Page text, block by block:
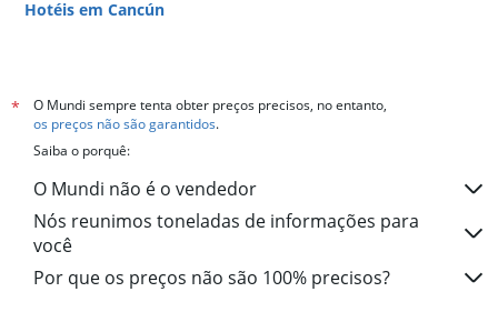
Hotéis em Cancún
*
O Mundi sempre tenta obter preços precisos, no entanto,
os preços não são garantidos.
Saiba o porquê:
O Mundi não é o vendedor
Nós reunimos toneladas de informações para
você
Por que os preços não são 100% precisos?